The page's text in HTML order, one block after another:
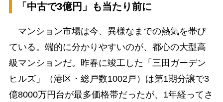
「中古で3億円」も当たり前に
マンション市場は今、異様なまでの熱気を帯び
ている。端的に分かりやすいのが、都心の大型高
級マンションだ。昨春に竣工した「三田ガーデン
ヒルズ」（港区・総戸数1002戸）は第1期分譲で3
億8000万円台が最多価格帯だったが、1年経ってさ